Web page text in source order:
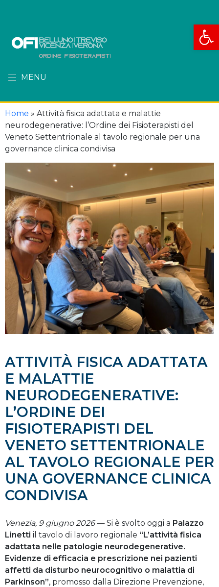
Apri
MENU
Home » Attività fisica adattata e malattie
neurodegenerative: l’Ordine dei Fisioterapisti del
Veneto Settentrionale al tavolo regionale per una
governance clinica condivisa
ATTIVITÀ FISICA ADATTATA
E MALATTIE
NEURODEGENERATIVE:
L’ORDINE DEI
FISIOTERAPISTI DEL
VENETO SETTENTRIONALE
AL TAVOLO REGIONALE PER
UNA GOVERNANCE CLINICA
CONDIVISA
Venezia, 9 giugno 2026— Si è svolto oggi a Palazzo
Linetti il tavolo di lavoro regionale “L’attività fisica
adattata nelle patologie neurodegenerative.
Evidenze di efficacia e prescrizione nei pazienti
affetti da disturbo neurocognitivo o malattia di
Parkinson”, promosso dalla Direzione Prevenzione,